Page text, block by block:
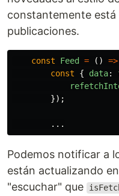
constantemente
publicaciones.
const Feed = () =>
const
{ data:
});
...
Podemos notificar a
están actualizando
"escuchar" que